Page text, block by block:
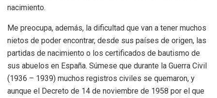
nacimiento.
Me preocupa, además, la dificultad que van a tener muchos
nietos de poder encontrar, desde sus países de origen, las
partidas de nacimiento o los certificados de bautismo de
sus abuelos en España. Súmese que durante la Guerra Civil
(1936 – 1939) muchos registros civiles se quemaron, y
aunque el Decreto de 14 de noviembre de 1958 por el que